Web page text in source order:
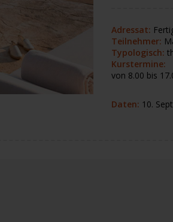
Adressat:
Teilnehmer:
Typologisch:
Kurstermine:
von 8.00 bis
Daten: 10.